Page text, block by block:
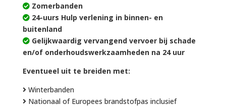
Zomerbanden
24-uurs Hulp verlening in binnen- en
buitenland
Gelijkwaardig vervangend vervoer bij schade
en/of onderhoudswerkzaamheden na 24 uur
Eventueel uit te breiden met:
Winterbanden
Nationaal of Europees brandstofpas inclusief